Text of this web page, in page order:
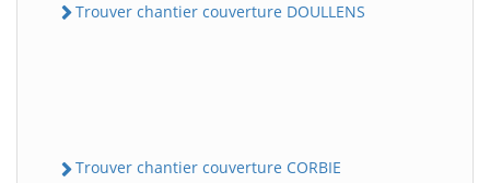
Trouver chantier couverture DOULLENS
Trouver chantier couverture CORBIE